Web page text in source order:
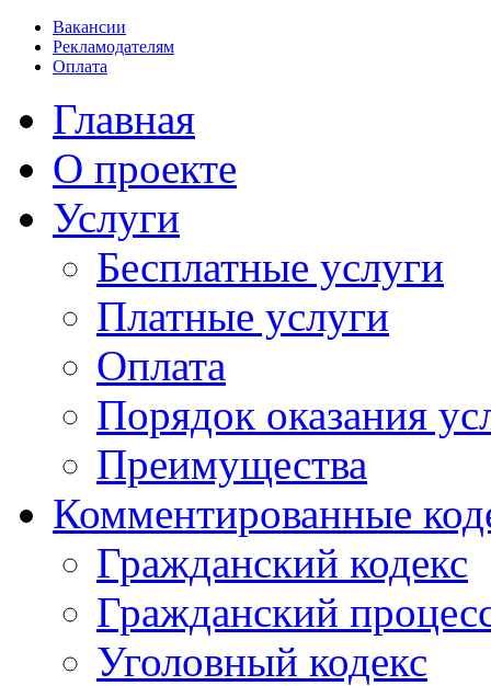
Вакансии
Рекламодателям
Оплата
Главная
О проекте
Услуги
Бесплатные услуги
Платные услуги
Оплата
Порядок оказания
Преимущества
Комментированные
Гражданский кодекс
Гражданский
Уголовный кодекс